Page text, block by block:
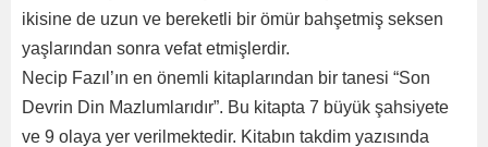
ikisine de uzun ve bereketli bir ömür bahşetmiş seksen
yaşlarından sonra vefat etmişlerdir.
Necip Fazıl’ın en önemli kitaplarından bir tanesi “Son
Devrin Din Mazlumlarıdır”. Bu kitapta 7 büyük şahsiyete
ve 9 olaya yer verilmektedir. Kitabın takdim yazısında